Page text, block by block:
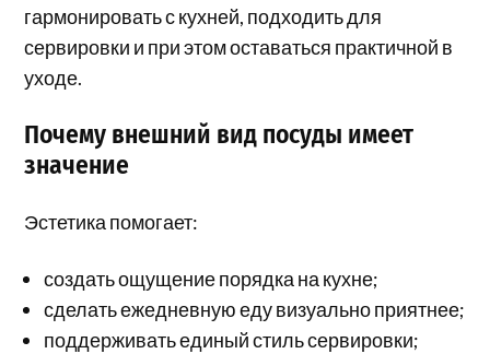
гармонировать с кухней, подходить для
сервировки и при этом оставаться практичной в
уходе.
Почему внешний вид посуды имеет
значение
Эстетика помогает:
создать ощущение порядка на кухне;
сделать ежедневную еду визуально приятнее;
поддерживать единый стиль сервировки;